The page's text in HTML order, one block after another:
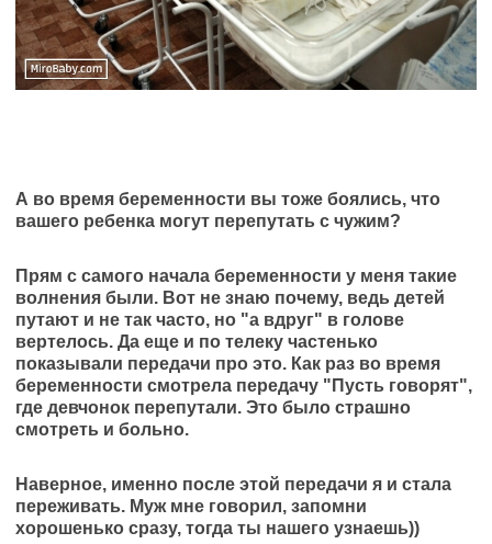
А во время беременности вы тоже боялись, что
вашего ребенка могут перепутать с чужим?
Прям с самого начала беременности у меня такие
волнения были. Вот не знаю почему, ведь детей
путают и не так часто, но "а вдруг" в голове
вертелось. Да еще и по телеку частенько
показывали передачи про это. Как раз во время
беременности смотрела передачу "Пусть говорят",
где девчонок перепутали. Это было страшно
смотреть и больно.
Наверное, именно после этой передачи я и стала
переживать. Муж мне говорил, запомни
хорошенько сразу, тогда ты нашего узнаешь))